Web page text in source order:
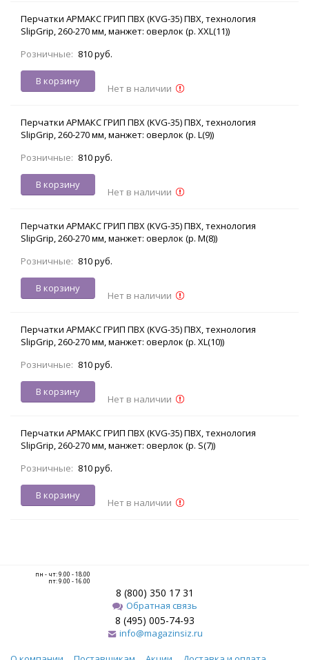
Перчатки АРМАКС ГРИП ПВХ (KVG-35) ПВХ, технология
SlipGrip, 260-270 мм, манжет: оверлок (р. XXL(11))
Розничные: 810 руб.
В корзину
Нет в наличии
Перчатки АРМАКС ГРИП ПВХ (KVG-35) ПВХ, технология
SlipGrip, 260-270 мм, манжет: оверлок (р. L(9))
Розничные: 810 руб.
В корзину
Нет в наличии
Перчатки АРМАКС ГРИП ПВХ (KVG-35) ПВХ, технология
SlipGrip, 260-270 мм, манжет: оверлок (р. M(8))
Розничные: 810 руб.
В корзину
Нет в наличии
Перчатки АРМАКС ГРИП ПВХ (KVG-35) ПВХ, технология
SlipGrip, 260-270 мм, манжет: оверлок (р. XL(10))
Розничные: 810 руб.
В корзину
Нет в наличии
Перчатки АРМАКС ГРИП ПВХ (KVG-35) ПВХ, технология
SlipGrip, 260-270 мм, манжет: оверлок (р. S(7))
Розничные: 810 руб.
В корзину
Нет в наличии
пн - чт: 9.00 - 18.00
пт: 9.00 - 16.00
8 (800) 350 17 31
Обратная связь
8 (495) 005-74-93
info@magazinsiz.ru